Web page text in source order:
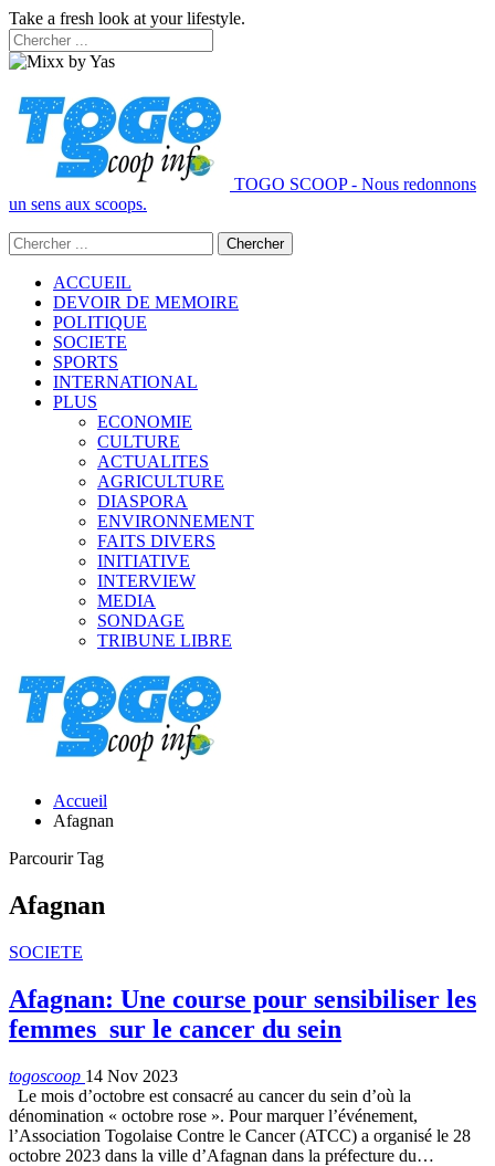
Take a fresh look at your lifestyle.
TOGO SCOOP - Nous redonnons
un sens aux scoops.
ACCUEIL
DEVOIR DE MEMOIRE
POLITIQUE
SOCIETE
SPORTS
INTERNATIONAL
PLUS
ECONOMIE
CULTURE
ACTUALITES
AGRICULTURE
DIASPORA
ENVIRONNEMENT
FAITS DIVERS
INITIATIVE
INTERVIEW
MEDIA
SONDAGE
TRIBUNE LIBRE
Accueil
Afagnan
Parcourir Tag
Afagnan
SOCIETE
Afagnan: Une course pour sensibiliser les
femmes sur le cancer du sein
togoscoop 14 Nov 2023
Le mois d’octobre est consacré au cancer du sein d’où la
dénomination « octobre rose ». Pour marquer l’événement,
l’Association Togolaise Contre le Cancer (ATCC) a organisé le 28
octobre 2023 dans la ville d’Afagnan dans la préfecture du…